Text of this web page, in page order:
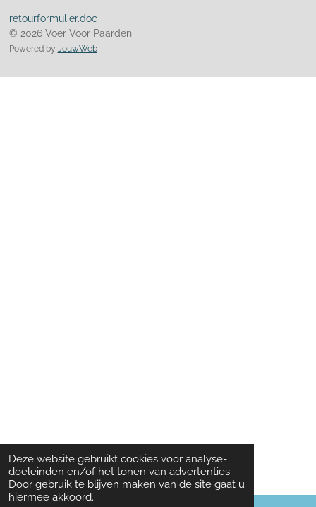
Deze website gebruikt cookies voor analyse-
doeleinden en/of het tonen van advertenties.
Door gebruik te blijven maken van de site gaat u
hiermee akkoord.
retourformulier.doc
© 2026 Voer Voor Paarden
Powered by JouwWeb